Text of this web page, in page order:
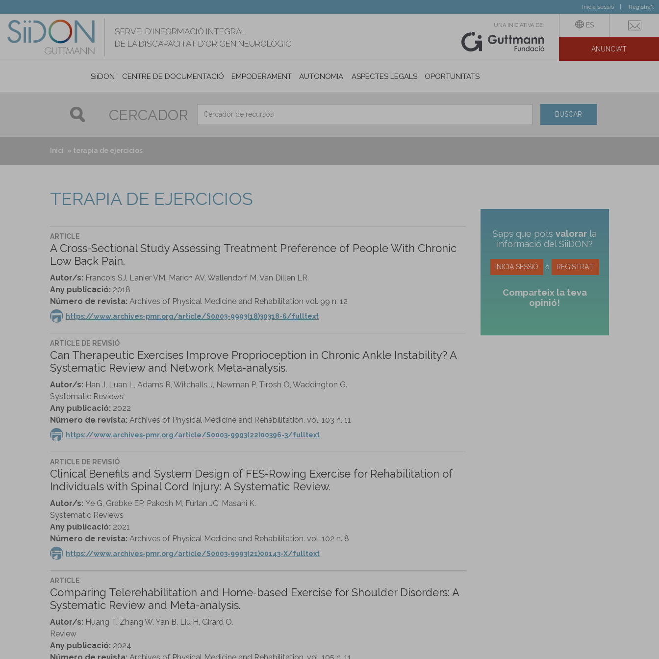
contingut
Inicia sessió Registra't
SERVEI D'INFORMACIÓ INTEGRAL
DE LA DISCAPACITAT D'ORIGEN NEUROLÒGIC
UNA INICIATIVA DE: ES
ANUNCIA'T
SiiDON CENTRE DE DOCUMENTACIÓ EMPODERAMENT AUTONOMIA PERSONAL I INCLUSIÓ SOCIAL
ASPECTES LEGALS OPORTUNITATS
CERCADOR BUSCAR
Inici terapia de ejercicios
TERAPIA DE EJERCICIOS
ARTICLE
A Cross-Sectional Study Assessing Treatment Preference of People With Chronic
Low Back Pain.
Autor/s: Francois SJ, Lanier VM, Marich AV, Wallendorf M, Van Dillen LR.
Any publicació: 2018
Número de revista: Archives of Physical Medicine and Rehabilitation vol. 99 n. 12
https://www.archives-pmr.org/article/S0003-9993(18)30318-6/fulltext
ARTICLE DE REVISIÓ
Can Therapeutic Exercises Improve Proprioception in Chronic Ankle Instability? A
Systematic Review and Network Meta-analysis.
Autor/s: Han J, Luan L, Adams R, Witchalls J, Newman P, Tirosh O, Waddington G.
Systematic Reviews
Any publicació: 2022
Número de revista: Archives of Physical Medicine and Rehabilitation. vol. 103 n. 11
https://www.archives-pmr.org/article/S0003-9993(22)00396-3/fulltext
ARTICLE DE REVISIÓ
Clinical Benefits and System Design of FES-Rowing Exercise for Rehabilitation of
Individuals with Spinal Cord Injury: A Systematic Review.
Autor/s: Ye G, Grabke EP, Pakosh M, Furlan JC, Masani K.
Systematic Reviews
Any publicació: 2021
Número de revista: Archives of Physical Medicine and Rehabilitation. vol. 102 n. 8
https://www.archives-pmr.org/article/S0003-9993(21)00143-X/fulltext
ARTICLE
Comparing Telerehabilitation and Home-based Exercise for Shoulder Disorders: A
Systematic Review and Meta-analysis.
Autor/s: Huang T, Zhang W, Yan B, Liu H, Girard O.
Review
Any publicació: 2024
Número de revista: Archives of Physical Medicine and Rehabilitation. vol. 105 n. 11
Saps que pots valorarla
informació del SiiDON?
INICIA SESSIÓ o REGISTRA'T
Comparteix la teva
opinió!